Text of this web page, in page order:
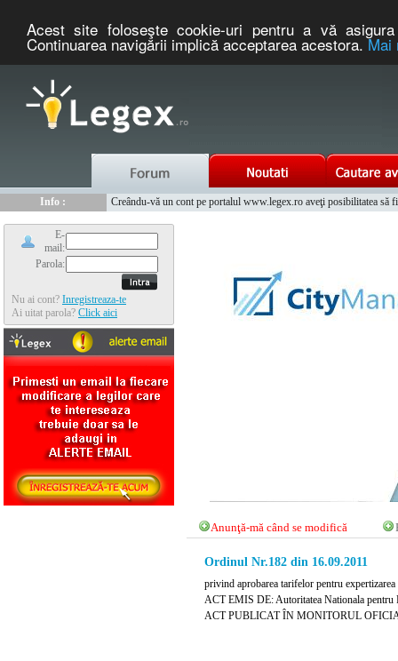
Acest site foloseşte cookie-uri pentru a vă
Continuarea navigării implică acceptarea acestora.Mai
Info :
Creându-vă un cont pe portalul www.legex.ro aveţi posibilitatea să
E-
mail:
Parola:
Nu ai cont? Inregistreaza-te
Ai uitat parola? Click aici
Anunţă-mă când se modifică
Ordinul Nr.182 din 16.09.2011
privind aprobarea tarifelor pentru
ACT EMIS DE: Autoritatea Nationala pentru
ACT PUBLICAT ÎN MONITORUL